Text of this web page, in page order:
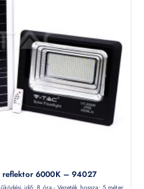
reflektor 6000K – 94027